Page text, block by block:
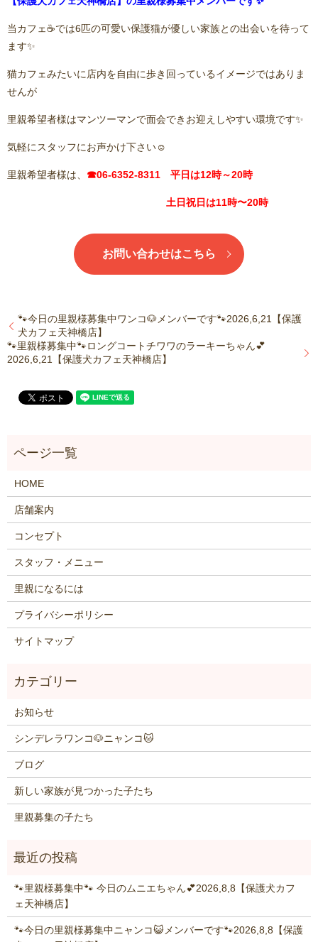
当カフェ☕️では6匹の可愛い保護猫が優しい家族との出会いを待って
ます✨
猫カフェみたいに店内を自由に歩き回っているイメージではありま
せんが
里親希望者様はマンツーマンで面会できお迎えしやすい環境です✨
気軽にスタッフにお声かけ下さい☺️
里親希望者様は、 ☎06-6352-8311 平日は12時～20時
土日祝日は11時〜20時
お問い合わせはこちら
🐾今日の里親様募集中ワンコ🐶メンバーです🐾2026,6,21【保護
犬カフェ天神橋店】
🐾里親様募集中🐾ロングコートチワワのラーキーちゃん💕
2026,6,21【保護犬カフェ天神橋店】
HOME
店舗案内
コンセプト
スタッフ・メニュー
里親になるには
プライバシーポリシー
サイトマップ
お知らせ
シンデレラワンコ🐶ニャンコ🐱
ブログ
新しい家族が見つかった子たち
里親募集の子たち
🐾里親様募集中🐾 今日のムニエちゃん💕2026,8,8【保護犬カフ
ェ天神橋店】
🐾今日の里親様募集中ニャンコ😺メンバーです🐾2026,8,8【保護